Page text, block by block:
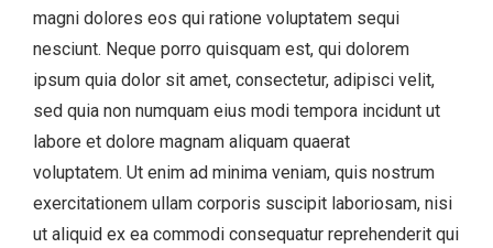
magni dolores eos qui ratione voluptatem sequi
nesciunt. Neque porro quisquam est, qui dolorem
ipsum quia dolor sit amet, consectetur, adipisci velit,
sed quia non numquam eius modi tempora incidunt ut
labore et dolore magnam aliquam quaerat
voluptatem. Ut enim ad minima veniam, quis nostrum
exercitationem ullam corporis suscipit laboriosam, nisi
ut aliquid ex ea commodi consequatur reprehenderit qui